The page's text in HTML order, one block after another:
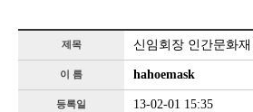
제목 신임회장 인간문화
이 름 hahoemask
등록일 13-02-01 15:35